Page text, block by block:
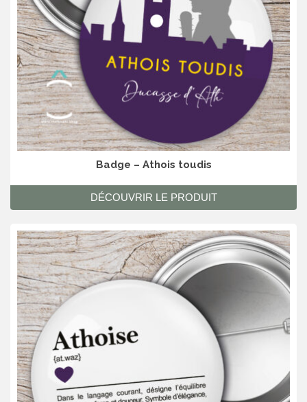
Badge – Athois toudis
DÉCOUVRIR LE PRODUIT